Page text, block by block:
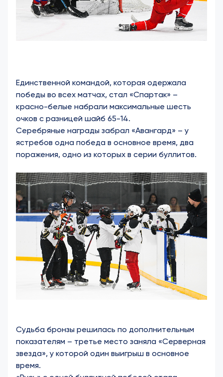
Единственной командой, которая одержала
победы во всех матчах, стал «Спартак» –
красно-белые набрали максимальные шесть
очков с разницей шайб 65-14.
Серебряные награды забрал «Авангард» – у
ястребов одна победа в основное время, два
поражения, одно из которых в серии буллитов.
Судьба бронзы решилась по дополнительным
показателям – третье место заняла «Серверная
звезда», у которой один выигрыш в основное
время.